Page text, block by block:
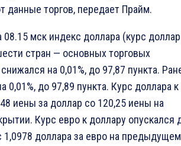
данные торгов, передает Прайм.
мск индекс доллара (курс
стран — основных торговых
на 0,01%, до 97,87 пункта.
0,01%, до 97,89 пункта. Курс доллара к
иены за доллар со 120,25 иены на
Курс евро к доллару опускался
1,0978 доллара за евро на предыдущем